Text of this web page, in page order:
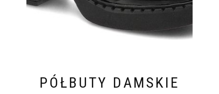
PÓŁBUTY DAMSKIE